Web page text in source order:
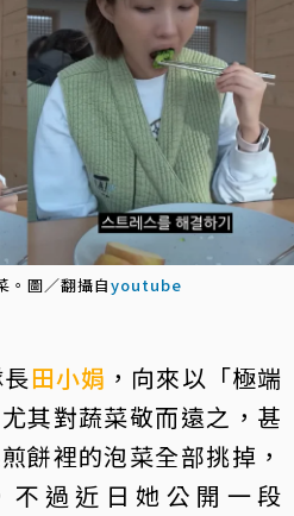
。圖／翻攝自youtube
田小娟 ，向來以「極端
其對蔬菜敬而遠之，甚
餅裡的泡菜全部挑掉，
不過近日她公開一段